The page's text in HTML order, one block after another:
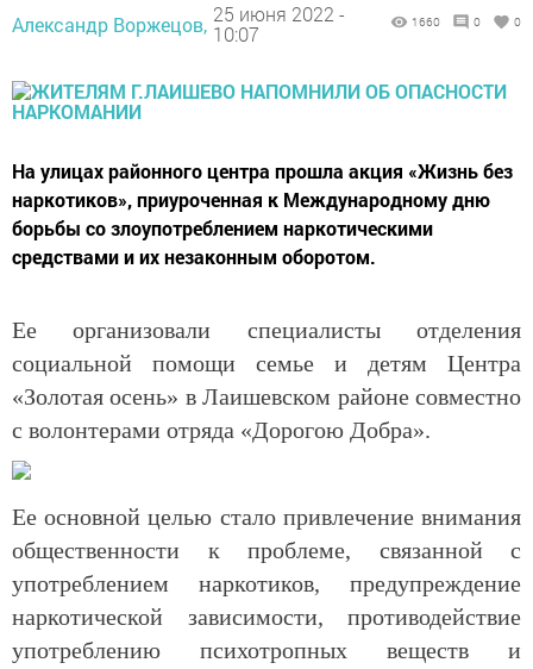
Александр Воржецов, 25 июня 2022 -
10:07
1660 0 0
На улицах районного центра прошла акция «Жизнь без
наркотиков», приуроченная к Международному дню
борьбы со злоупотреблением наркотическими
средствами и их незаконным оборотом.
Ее организовали специалисты отделения
социальной помощи семье и детям Центра
«Золотая осень» в Лаишевском районе совместно
с волонтерами отряда «Дорогою Добра».
Ее основной целью стало привлечение внимания
общественности к проблеме, связанной с
употреблением наркотиков, предупреждение
наркотической зависимости, противодействие
употреблению психотропных веществ и